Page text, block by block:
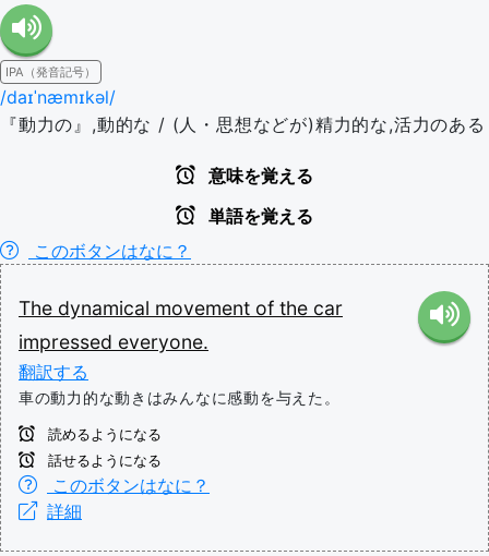
IPA（発音記号）
/daɪˈnæmɪkəl/
『動力の』,動的な / (人・思想などが)精力的な,活力のある
意味を覚える
単語を覚える
このボタンはなに？
The dynamical movement of the car
impressed everyone.
翻訳する
車の動力的な動きはみんなに感動を与えた。
読めるようになる
話せるようになる
このボタンはなに？
詳細